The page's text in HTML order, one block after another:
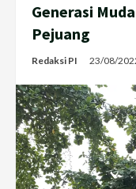
Generasi
Pejuang
Redaksi PI 23/08/